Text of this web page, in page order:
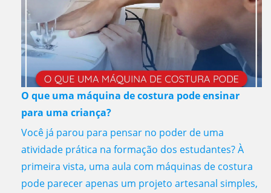
O que uma máquina de costura pode ensinar
para uma criança?
Você já parou para pensar no poder de uma
atividade prática na formação dos estudantes? À
primeira vista, uma aula com máquinas de costura
pode parecer apenas um projeto artesanal simples,